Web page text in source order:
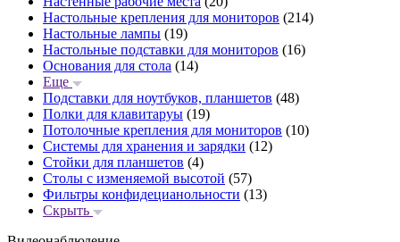
Настольные крепления для мониторов (214)
Настольные лампы (19)
Настольные подставки для мониторов (16)
Основания для стола (14)
Еще
Подставки для ноутбуков, планшетов (48)
Полки для клавитаруы (19)
Потолочные крепления для мониторов (10)
Системы для хранения и зарядки (12)
Стойки для планшетов (4)
Столы с изменяемой высотой (57)
Фильтры конфидецианольности (13)
Скрыть